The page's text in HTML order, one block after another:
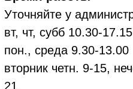
Уточняйте у
вт, чт, субб 10.30-17.15
пон., среда 9.30-13.00
вторник четн. 9-15,
21